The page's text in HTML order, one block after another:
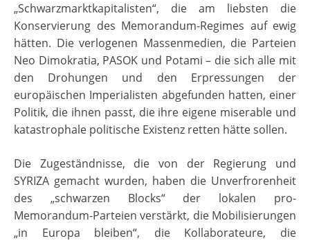
„Schwarzmarktkapitalisten“, die am liebsten die
Konservierung des Memorandum-Regimes auf ewig
hätten. Die verlogenen Massenmedien, die Parteien
Neo Dimokratia, PASOK und Potami – die sich alle mit
den Drohungen und den Erpressungen der
europäischen Imperialisten abgefunden hatten, einer
Politik, die ihnen passt, die ihre eigene miserable und
katastrophale politische Existenz retten hätte sollen.
Die Zugeständnisse, die von der Regierung und
SYRIZA gemacht wurden, haben die Unverfrorenheit
des „schwarzen Blocks“ der lokalen pro-
Memorandum-Parteien verstärkt, die Mobilisierungen
„in Europa bleiben“, die Kollaborateure, die